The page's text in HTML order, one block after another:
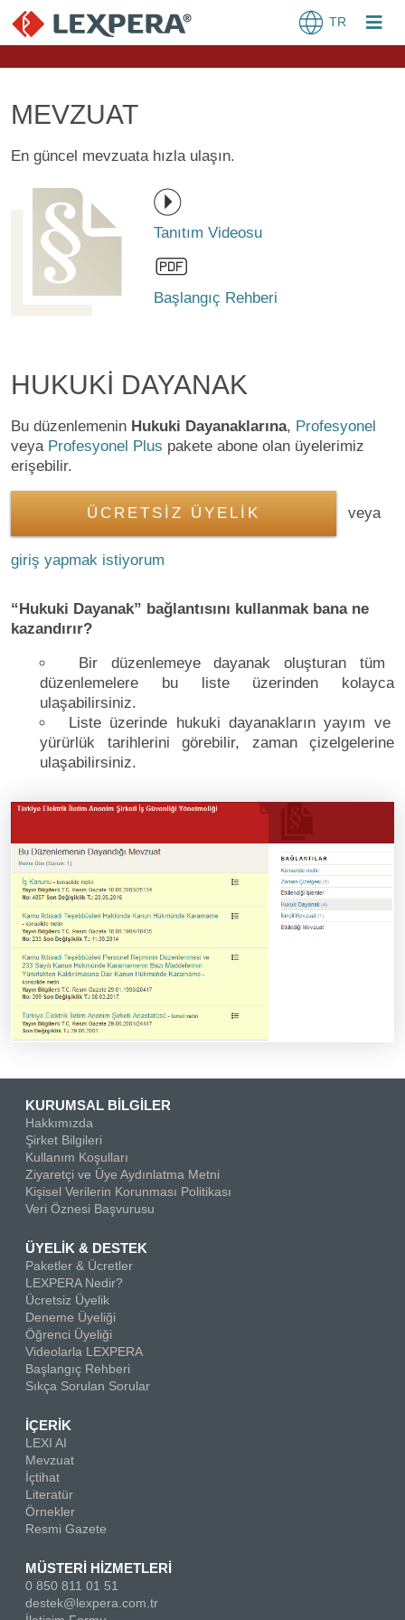
TR
MEVZUAT
En güncel mevzuata hızla ulaşın.
Tanıtım Videosu
Başlangıç Rehberi
HUKUKİ DAYANAK
Bu düzenlemenin Hukuki Dayanaklarına, Profesyonel
veya Profesyonel Plus pakete abone olan üyelerimiz
erişebilir.
ÜCRETSİZ ÜYELİK veya
giriş yapmak istiyorum
“Hukuki Dayanak” bağlantısını kullanmak bana ne
kazandırır?
Bir düzenlemeye dayanak oluşturan tüm
düzenlemelere bu liste üzerinden kolayca
ulaşabilirsiniz.
Liste üzerinde hukuki dayanakların yayım ve
yürürlük tarihlerini görebilir, zaman çizelgelerine
ulaşabilirsiniz.
KURUMSAL BİLGİLER
Hakkımızda
Şirket Bilgileri
Kullanım Koşulları
Ziyaretçi ve Üye Aydınlatma Metni
Kişisel Verilerin Korunması Politikası
Veri Öznesi Başvurusu
ÜYELİK & DESTEK
Paketler & Ücretler
LEXPERA Nedir?
Ücretsiz Üyelik
Deneme Üyeliği
Öğrenci Üyeliği
Videolarla LEXPERA
Başlangıç Rehberi
Sıkça Sorulan Sorular
İÇERİK
LEXI AI
Mevzuat
İçtihat
Literatür
Örnekler
Resmi Gazete
MÜSTERİ HİZMETLERİ
0 850 811 01 51
destek@lexpera.com.tr